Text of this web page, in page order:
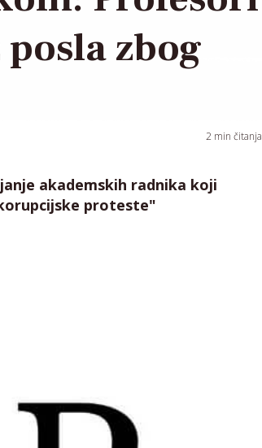
zbog
2 min čitanja
akademskih radnika koji
proteste"